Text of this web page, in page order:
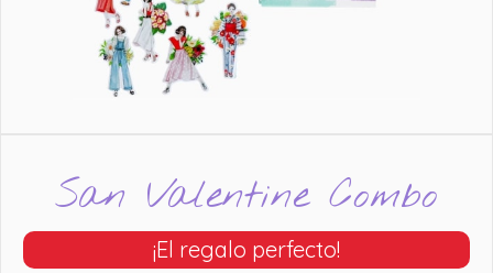
San Valentine Combo
¡El regalo perfecto!